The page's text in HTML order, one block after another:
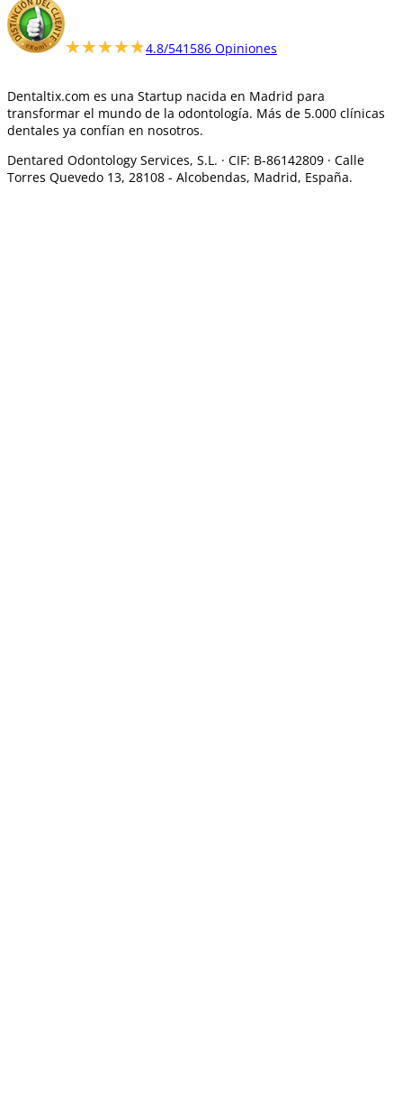
★★★★★
★★★★★4.8/541586 Opiniones
Dentaltix.com es una Startup nacida en Madrid para
transformar el mundo de la odontología. Más de 5.000 clínicas
dentales ya confían en nosotros.
Dentared Odontology Services, S.L. · CIF: B-86142809 · Calle
Torres Quevedo 13, 28108 - Alcobendas, Madrid, España.